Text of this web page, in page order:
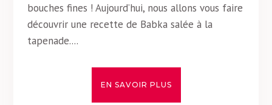
bouches fines ! Aujourd’hui, nous allons vous faire
découvrir une recette de Babka salée à la
tapenade....
EN SAVOIR PLUS